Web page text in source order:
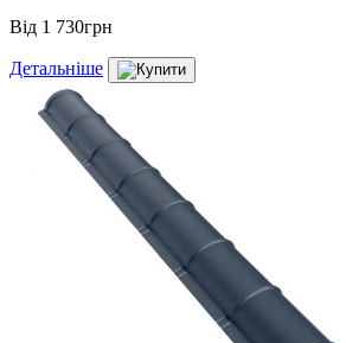
Від 1 730грн
Детальніше